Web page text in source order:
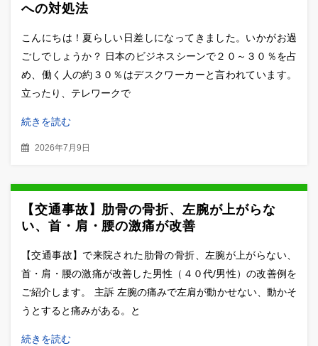
への対処法
こんにちは！夏らしい日差しになってきました。いかがお過
ごしでしょうか？ 日本のビジネスシーンで２０～３０％を占
め、働く人の約３０％はデスクワーカーと言われています。
立ったり、テレワークで
続きを読む
2026年7月9日
【交通事故】肋骨の骨折、左腕が上がらな
い、首・肩・腰の激痛が改善
【交通事故】で来院された肋骨の骨折、左腕が上がらない、
首・肩・腰の激痛が改善した男性（４０代/男性）の改善例を
ご紹介します。 主訴 左腕の痛みで左肩が動かせない、動かそ
うとすると痛みがある。と
続きを読む